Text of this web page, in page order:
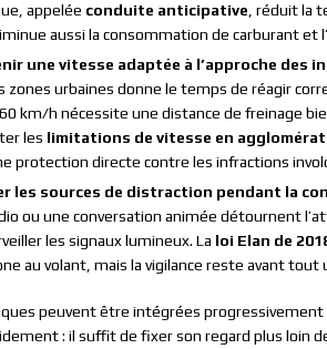
appelée conduite anticipative , réduit la
aussi la consommation de carburant et
une vitesse adaptée à l’approche des
zones urbaines donne le temps de réagir
km/h nécessite une distance de freinage
les limitations de vitesse en
protection directe contre les infractions
les sources de distraction pendant la
ou une conversation animée détournent
les signaux lumineux. La loi Elan de
au volant, mais la vigilance reste avant tout
peuvent être intégrées progressivement
: il suffit de fixer son regard plus loin